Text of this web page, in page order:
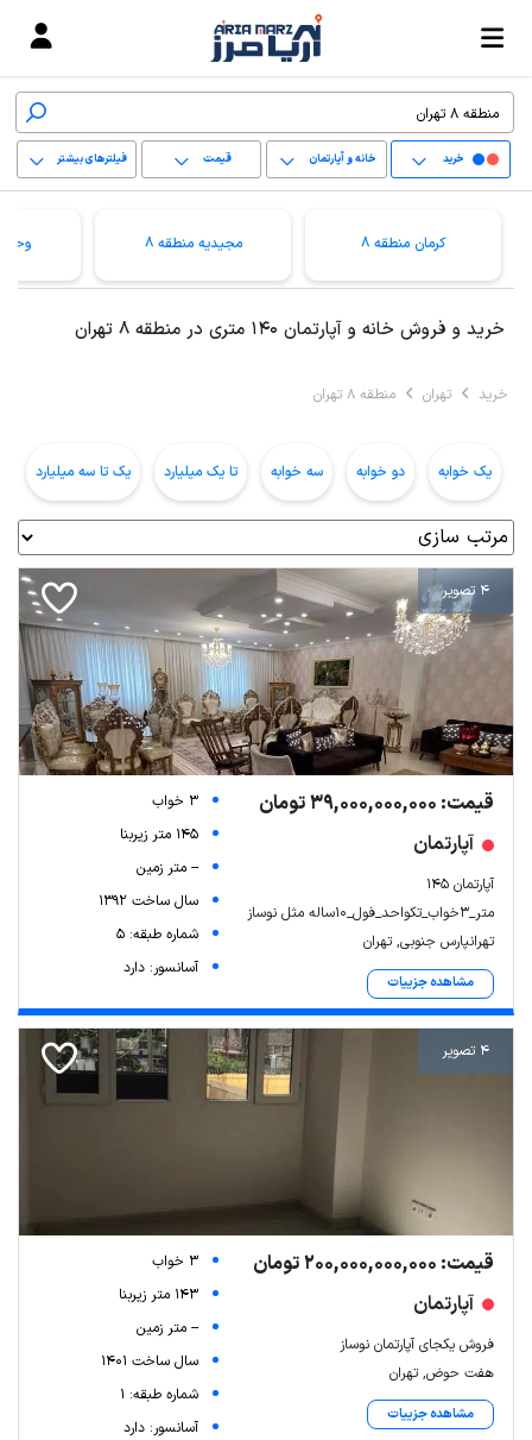
خرید خانه و آپارتمان قیمت فیلترهای بیشتر
پاک کردن محدوده
کرمان منطقه 8 مجیدیه منطقه 8
خرید و فروش خانه و آپارتمان 140 متری در منطقه 8 تهران
خرید تهران منطقه 8 تهران
یک خوابه دو خوابه سه خوابه تا یک میلیارد یک تا سه میلیارد
4 تصویر
قیمت: 39,000,000,000 تومان
آپارتمان
آپارتمان ۱۴۵
متر_3خواب_تکواحد_فول_۱۰ساله مثل نوساز
تهرانپارس جنوبی, تهران
مشاهده جزییات
3 خواب
145 متر زیربنا
-- متر زمین
سال ساخت 1392
شماره طبقه: 5
آسانسور: دارد
4 تصویر
قیمت: 200,000,000,000 تومان
آپارتمان
فروش یکجای آپارتمان نوساز
هفت حوض, تهران
مشاهده جزییات
3 خواب
143 متر زیربنا
-- متر زمین
سال ساخت 1401
شماره طبقه: 1
آسانسور: دارد